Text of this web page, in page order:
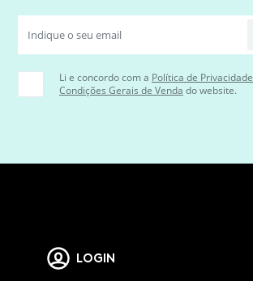
Li e concordo com a Política de Privacidade
Condições Gerais de Venda do website.
LOGIN